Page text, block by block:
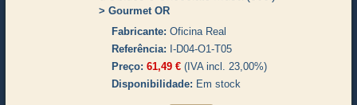
Gourmet OR
Fabricante Oficina Real
Referência
I-D04-O1-T05
Preço 61,49 €(IVA incl. 23,00%)
Disponibilidade
Em stock